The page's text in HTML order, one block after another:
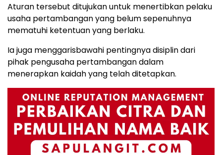
Aturan tersebut ditujukan untuk menertibkan pelaku
usaha pertambangan yang belum sepenuhnya
mematuhi ketentuan yang berlaku.
Ia juga menggarisbawahi pentingnya disiplin dari
pihak pengusaha pertambangan dalam
menerapkan kaidah yang telah ditetapkan.